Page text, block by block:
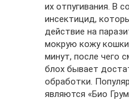
их отпугивания. В
инсектицид,
действие на
мокрую кожу
минут, после чего
блох бывает
обработки.
являются «Био